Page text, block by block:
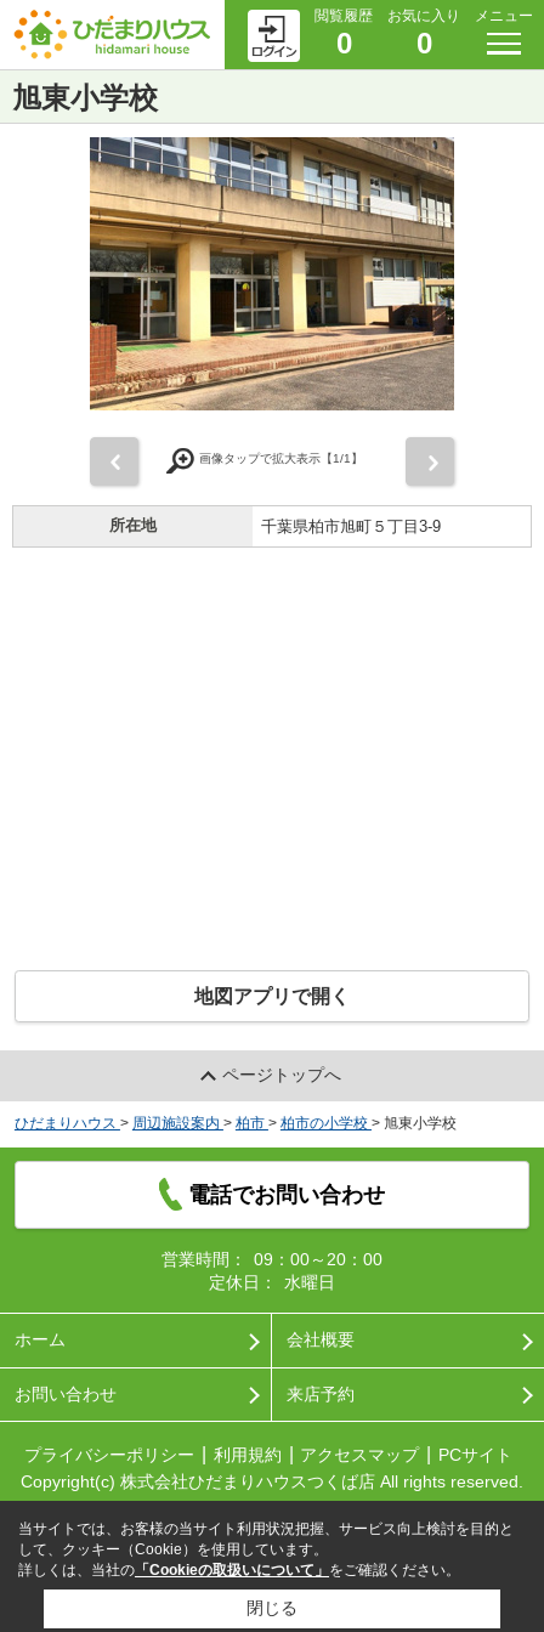
閲覧履歴
0
お気に入り
0
メニュー
旭東小学校
画像タップで拡大表示【1/1】
所在地 千葉県柏市旭町５丁目3-9
地図アプリで開く
ページトップへ
ひだまりハウス > 周辺施設案内 > 柏市 > 柏市の小学校 > 旭東小学校
電話でお問い合わせ
営業時間：
09：00～20：00
定休日：
水曜日
ホーム 会社概要
お問い合わせ 来店予約
プライバシーポリシー 利用規約 アクセスマップ
PCサイト
Copyright(c) 株式会社ひだまりハウスつくば店 All rights reserved.
当サイトでは、お客様の当サイト利用状況把握、サービス向上検討を目的と
して、クッキー（Cookie）を使用しています。
詳しくは、当社の 「Cookieの取扱いについて」 をご確認ください。
閉じる